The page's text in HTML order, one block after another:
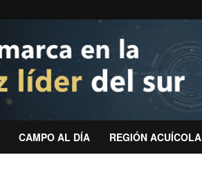
CAMPO AL DÍA REGIÓN ACUÍCOLA